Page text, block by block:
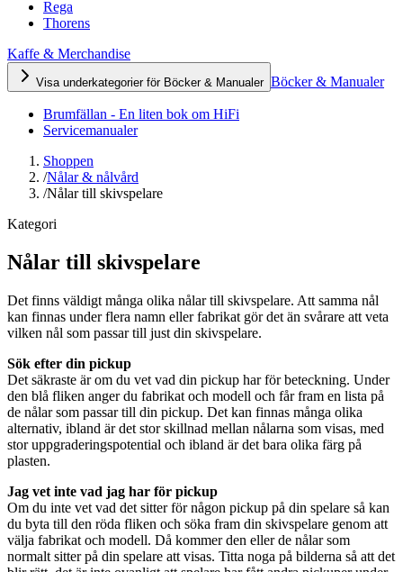
Rega
Thorens
Kaffe & Merchandise
Visa underkategorier för Böcker & Manualer Böcker & Manualer
Brumfällan - En liten bok om HiFi
Servicemanualer
Shoppen
/Nålar & nålvård
/Nålar till skivspelare
Kategori
Nålar till skivspelare
Det finns väldigt många olika nålar till skivspelare. Att samma nål
kan finnas under flera namn eller fabrikat gör det än svårare att veta
vilken nål som passar till just din skivspelare.
Sök efter din pickup
Det säkraste är om du vet vad din pickup har för beteckning. Under
den blå fliken anger du fabrikat och modell och får fram en lista på
de nålar som passar till din pickup. Det kan finnas många olika
alternativ, ibland är det stor skillnad mellan nålarna som visas, med
stor uppgraderingspotential och ibland är det bara olika färg på
plasten.
Jag vet inte vad jag har för pickup
Om du inte vet vad det sitter för någon pickup på din spelare så kan
du byta till den röda fliken och söka fram din skivspelare genom att
välja fabrikat och modell. Då kommer den eller de nålar som
normalt sitter på din spelare att visas. Titta noga på bilderna så att det